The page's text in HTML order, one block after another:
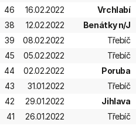
46
16.02.2022 Vrchlabí
38
12.02.2022 Benátky n/J
39
08.02.2022 Třebíč
45
05.02.2022 Třebíč
44
02.02.2022 Poruba
43
31.01.2022 Třebíč
42
29.01.2022 Jihlava
41
26.01.2022 Třebíč